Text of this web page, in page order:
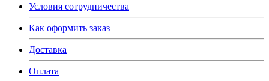
Условия сотрудничества
Как оформить заказ
Доставка
Оплата